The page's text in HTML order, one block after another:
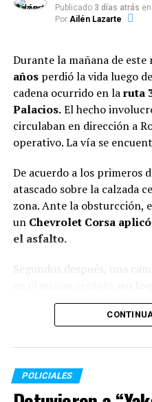
dolosos o sucedidos en
doloso». Por ello, además
agravado, se contemplan
de robo y todo otro que
hecho delictivo.
Publicado 3 días atrás en
Por Ailén Lazarte
Durante la mañana de este
años perdió la vida luego
cadena ocurrido en laruta
Palacios.El hecho
circulaban en dirección a
operativo. La vía se
De acuerdo a los primeros
atascado sobre la calzada
zona. Ante la obsturcción,
un Chevrolet Corsa
el asfalto.
Segundos después, una
tiempo y embistió con
automóvil. En la misma
último no presentaron
A causa del fuerte golpe, el
Corsa perdió la vida. La
POLICIALES